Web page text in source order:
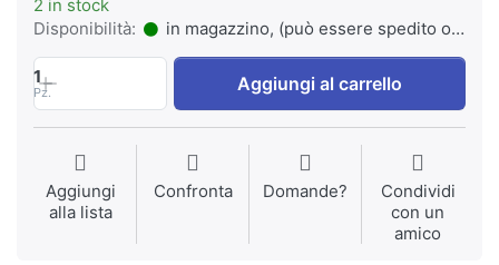
2 in stock
Disponibilità:
in magazzino, (può essere spedito o ritirato)
1
Pz. Aggiungi al carrello
Aggiungi
alla lista
Confronta Domande?
Condividi
con un
amico